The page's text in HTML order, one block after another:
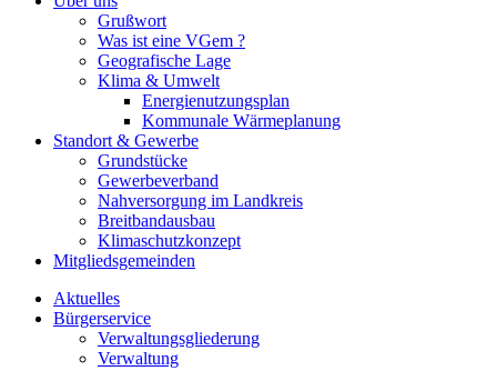
Grußwort
Was ist eine VGem ?
Geografische Lage
Klima & Umwelt
Energienutzungsplan
Kommunale Wärmeplanung
Standort & Gewerbe
Grundstücke
Gewerbeverband
Nahversorgung im Landkreis
Breitbandausbau
Klimaschutzkonzept
Mitgliedsgemeinden
Aktuelles
Bürgerservice
Verwaltungsgliederung
Verwaltung